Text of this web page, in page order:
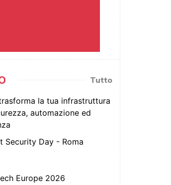
Tutto
la tua infrastruttura
automazione ed
Security Day - Roma
Europe 2026